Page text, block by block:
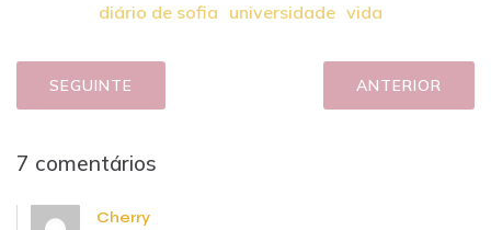
diário de sofia universidade vida
SEGUINTE ANTERIOR
7 comentários
Cherry